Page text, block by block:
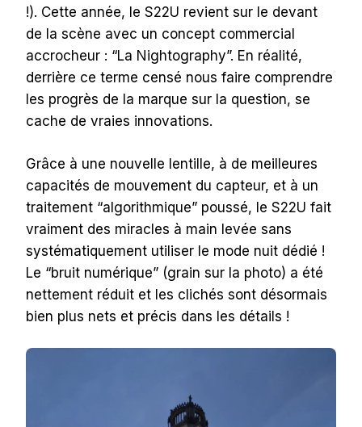
!). Cette année, le S22U revient sur le devant
de la scène avec un concept commercial
accrocheur : “La Nightography”. En réalité,
derrière ce terme censé nous faire comprendre
les progrès de la marque sur la question, se
cache de vraies innovations.
Grâce à une nouvelle lentille, à de meilleures
capacités de mouvement du capteur, et à un
traitement “algorithmique” poussé, le S22U fait
vraiment des miracles à main levée sans
systématiquement utiliser le mode nuit dédié !
Le “bruit numérique” (grain sur la photo) a été
nettement réduit et les clichés sont désormais
bien plus nets et précis dans les détails !